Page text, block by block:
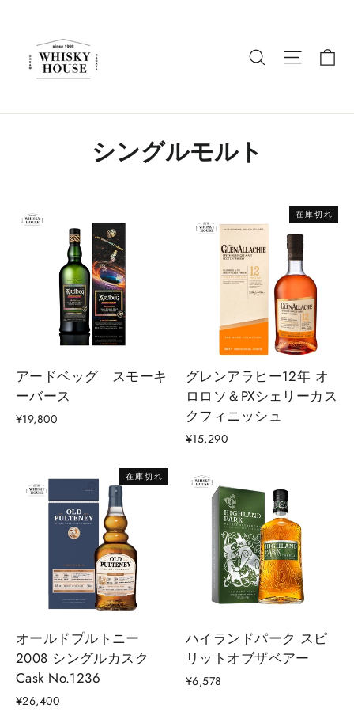
る
商品名を入
ナビ
シングルモルト
アードベッグ スモーキ
ーバース
¥19,800
在庫切れ
グレンアラヒー12年 オ
ロロソ＆PXシェリーカス
クフィニッシュ
¥15,290
在庫切れ
オールドプルトニー
2008 シングルカスク
Cask No.1236
¥26,400
ハイランドパーク スピ
リットオブザベアー
¥6,578